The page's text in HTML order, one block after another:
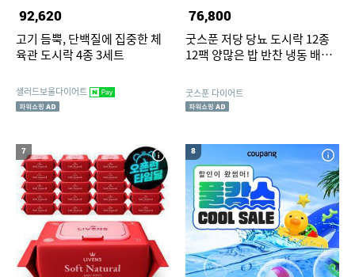
92,620
고기 듬뿍, 단백질에 집중한 체
육관 도시락 4종 3세트
샐러드보울다이어트
76,800
굿스푼 저당 당뇨 도시락 12종
12팩 양많은 밥 반찬 냉동 배달
굿스푼 다이어트
7 8